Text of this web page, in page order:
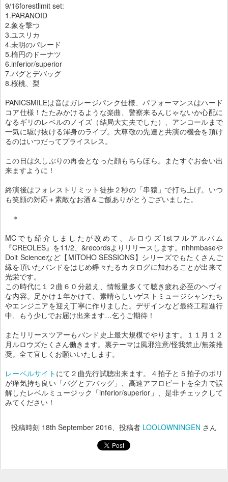
9/16forestlimit set:
1.PARANOID
2.象を撃つ
3.ユスリカ
4.未明のパレード
5.楕円のドーナツ
6.inferior/superior
7.バグとデバッグ
8.桜桃、梨
PANICSMILEは音はガレージパンク仕様、パフォーマンスはハード
コア仕様！たたみかけるような楽曲、警察来るんじゃないか心配に
なるギリのレベルのノイズ（結局大丈夫でした）、アンコールまで
一気に駆け抜ける渾身のライブ。大尊敬の先達と共演の機会を頂け
るのはいつだってプライスレス。
この日は久しぶりの再会となった顔もちらほら。またすぐお会い出
来ますように！
終演後はフォレストリミット徒歩２秒の「串猿」で打ち上げ。いつ
も笑顔の対応＋素敵なお酒＆ご飯ありがとうございました。
＊
MCでも紹介しましたが改めて、ルロウズ1stフルアルバム
『CREOLES』を11/2、&recordsよりリリースします。nhhmbaseや
Doit Scienceなど【MITOHO SESSIONS】シリーズでもたくさんご
縁を頂いたバンドをはじめ錚々たるカタログに加わることが出来て
光栄です。
この時代に１２曲６０分超え、情報量多くて聴き疲れ必至のヘヴィ
な内容。足かけ１年かけて、素晴らしいゲストミュージシャンたち
やエンジニアを迎え丁寧に作りました。デザインなど最終工程進行
中、もう少しでお届け出来ます…乞うご期待！
またリリースツアーもバンド史上最大規模でやります。１１月１２
月ルロウズたくさん働きます。裏テーマは風邪注意/怪我禁止/無茶推
奨。全て宜しくお願いいたします。
レーベルサイト にて２曲先行試聴出来ます。４拍子と５拍子のポリ
が痒気持ち良い「バグとデバッグ」、高速アフロビートを全力で誤
解したレベルミュージック「inferior/superior」、是非チェックして
みてください！
投稿時刻 18th September 2016、投稿者 LOOLOWNINGEN さん